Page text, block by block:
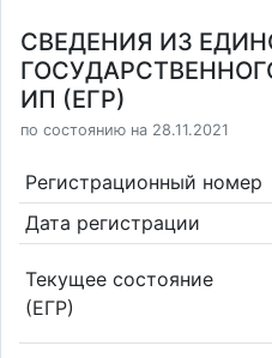
СВЕДЕНИЯ ИЗ
ИП (ЕГР)
по состоянию на 28.11.2021
Регистрационный номер
Дата регистрации
Текущее состояние
(ЕГР)